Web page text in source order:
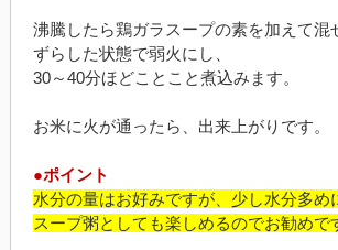
沸騰したら鶏ガラスープの素を加えて混
ずらした状態で弱火にし、
30～40分ほどことこと煮込みます。
お米に火が通ったら、出来上がりです。
●ポイント
水分の量はお好みですが、少し水分多め
スープ粥としても楽しめるのでお勧めで